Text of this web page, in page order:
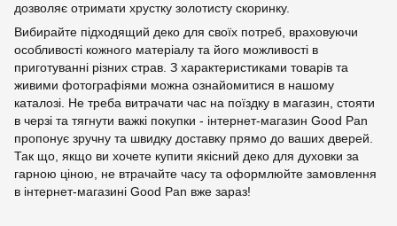
дозволяє отримати хрустку золотисту скоринку.
Вибирайте підходящий деко для своїх потреб, враховуючи
особливості кожного матеріалу та його можливості в
приготуванні різних страв. З характеристиками товарів та
живими фотографіями можна ознайомитися в нашому
каталозі. Не треба витрачати час на поїздку в магазин, стояти
в черзі та тягнути важкі покупки - інтернет-магазин Good Pan
пропонує зручну та швидку доставку прямо до ваших дверей.
Так що, якщо ви хочете купити якісний деко для духовки за
гарною ціною, не втрачайте часу та оформлюйте замовлення
в інтернет-магазині Good Pan вже зараз!